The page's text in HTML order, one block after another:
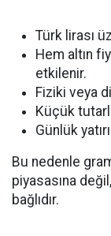
Türk lirası
Hem altın
etkilenir.
Fiziki veya
Küçük
Günlük
Bu nedenle
piyasasına
bağlıdır.